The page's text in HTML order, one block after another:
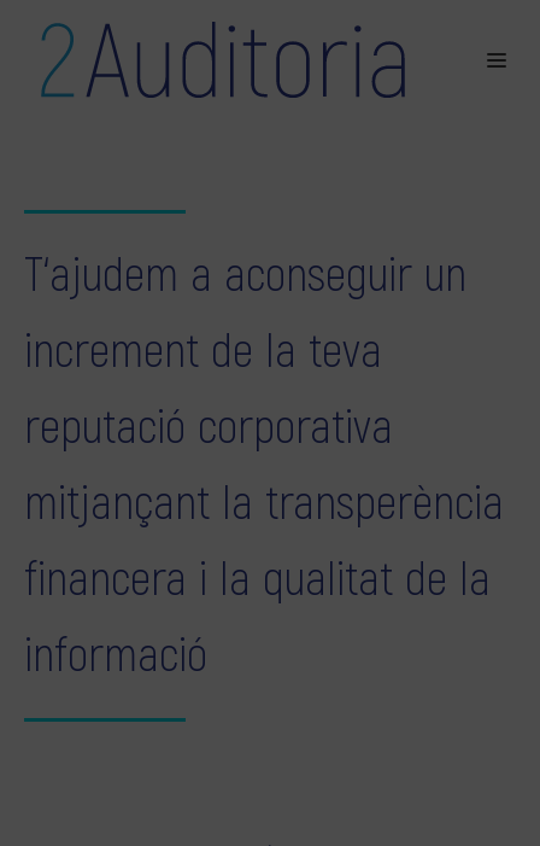
T‘ajudem a aconseguir un
increment de la teva
reputació corporativa
mitjançant la transperència
financera i la qualitat de la
informació